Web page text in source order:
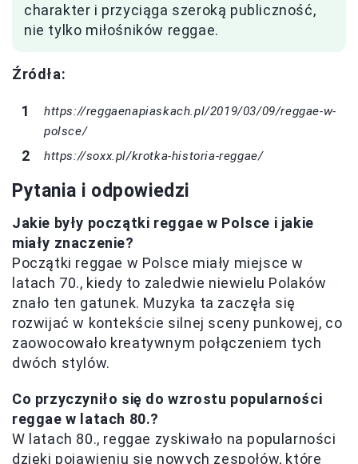
charakter i przyciąga szeroką publiczność,
nie tylko miłośników reggae.
Źródła:
https://reggaenapiaskach.pl/2019/03/09/reggae-w-
polsce/
https://soxx.pl/krotka-historia-reggae/
Pytania i odpowiedzi
Jakie były początki reggae w Polsce i jakie
miały znaczenie?
Początki reggae w Polsce miały miejsce w
latach 70., kiedy to zaledwie niewielu Polaków
znało ten gatunek. Muzyka ta zaczęła się
rozwijać w kontekście silnej sceny punkowej, co
zaowocowało kreatywnym połączeniem tych
dwóch stylów.
Co przyczyniło się do wzrostu popularności
reggae w latach 80.?
W latach 80., reggae zyskiwało na popularności
dzięki pojawieniu się nowych zespołów, które